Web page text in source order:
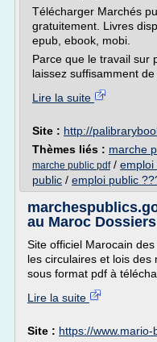
Télécharger Marchés
gratuitement. Livres
epub, ebook, mobi.
Parce que le travail sur
laissez suffisamment de
Lire la suite
Site : http://
Thèmes liés : marche
marche public pdf/ emploi
public / emploi public
au Maroc
Site officiel Marocain
les circulaires et lois
sous format pdf à
Lire la suite
Site : https://www.mario-